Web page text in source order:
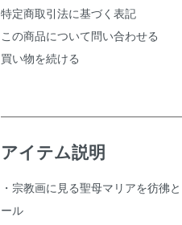
特定商取引法に基づく表記
この商品について問い合わせる
買い物を続ける
アイテム説明
・宗教画に見る聖母マリアを彷彿
ール